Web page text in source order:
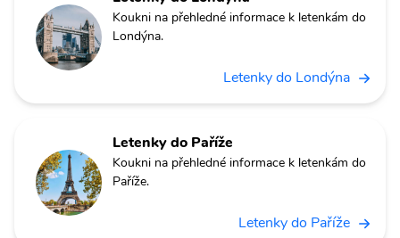
Koukni na přehledné informace k letenkám do
Londýna.
Letenky do Londýna
Letenky do Paříže
Koukni na přehledné informace k letenkám do
Paříže.
Letenky do Paříže